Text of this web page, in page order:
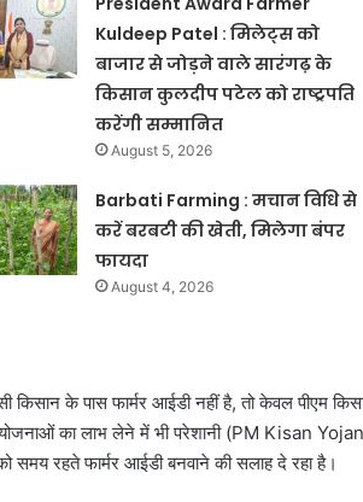
Kuldeep Patel : मिलेट्स को
बाजार से जोड़ने वाले सारंगढ़ के
किसान कुलदीप पटेल को राष्ट्रपति
करेंगी सम्मानित
August 5, 2026
Barbati Farming : मचान विधि से
करें बरबटी की खेती, मिलेगा बंपर
फायदा
August 4, 2026
किसान के पास फार्मर आईडी नहीं है, तो केवल पीएम
का लाभ लेने में भी परेशानी (PM Kisan
समय रहते फार्मर आईडी बनवाने की सलाह दे रहा है।